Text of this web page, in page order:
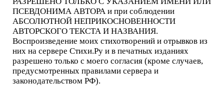
ПСЕВДОНИМА АВТОРА и при соблюдении
АБСОЛЮТНОЙ НЕПРИКОСНОВЕННОСТИ
АВТОРСКОГО ТЕКСТА И НАЗВАНИЯ.
Воспроизведение моих стихотворений и отрывков из
них на сервере Стихи.Ру и в печатных изданиях
разрешено только с моего согласия (кроме случаев,
предусмотренных правилами сервера и
законодательством РФ).